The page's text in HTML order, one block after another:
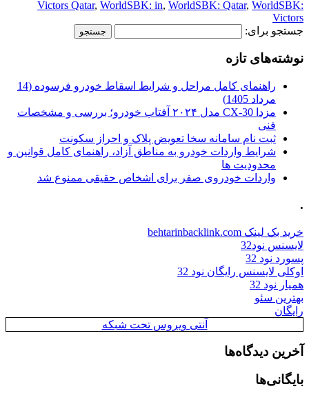
Victors Qatar, WorldSBK: in, WorldSBK: Qatar, WorldSBK:
Victors
جستجو برای:
نوشته‌های تازه
راهنمای کامل مراحل و شرایط اسقاط خودرو فرسوده (14
مرداد 1405)
مزدا CX-30 مدل ۲۰۲۴ آفتاب خودرو؛ بررسی و مشخصات
فنی
ثبت نام سامانه سخا تعویض پلاک و احراز سکونت
شرایط واردات خودرو به مناطق آزاد، راهنمای کامل قوانین و
محدودیت ها
واردات خودروی صفر برای اشخاص حقیقی ممنوع شد
.
خرید بک لینک behtarinbacklink.com
لایسنس نود32
پسورد نود 32
اوکلی لایسنس رایگان نود 32
همیار نود 32
بهترین سئو
رایگان
آنتی ویروس تحت شبکه
آخرین دیدگاه‌ها
بایگانی‌ها